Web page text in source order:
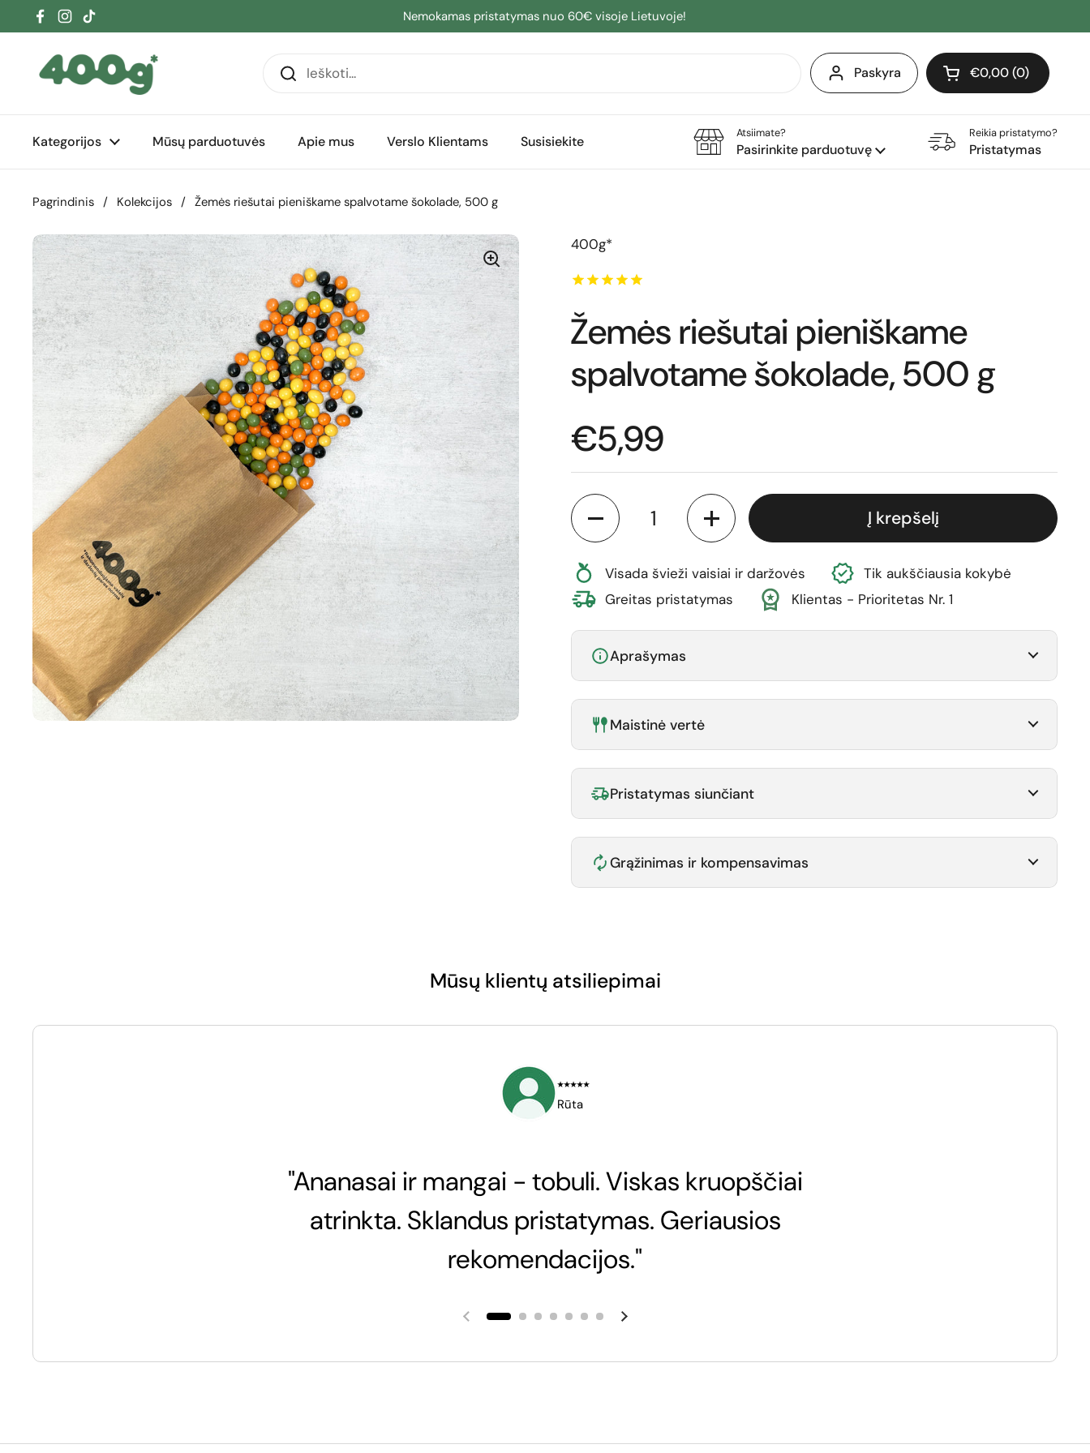
Pereiti prie turinio
Facebook
Instagram
TikTok
Nemokamas pristatymas nuo 60€ visoje Lietuvoje!
Paskyra Atidaryti krepšelį
Pirkinių krepšelis Iš
€0,00 0
produktai (-ų) yra
Kategorijos Mūsų parduotuvės Apie mus Verslo Klientams Susisiekite
Atsiimate?
Pasirinkite parduotuvę
Reikia pristatymo?
Pristatymas
Pagrindinis / Kolekcijos / Žemės riešutai pieniškame spalvotame šokolade, 500 g
400g*
Žemės riešutai pieniškame
spalvotame šokolade, 500 g
Normali kaina
€5,99
Kiekis
Į krepšelį
Visada švieži vaisiai ir daržovės
Tik aukščiausia kokybė
Greitas pristatymas
Klientas - Prioritetas Nr. 1
Aprašymas
Maistinė vertė
Pristatymas siunčiant
Grąžinimas ir kompensavimas
Mūsų klientų atsiliepimai
⭑⭑⭑⭑⭑
Rūta
"Ananasai ir mangai - tobuli. Viskas kruopščiai
atrinkta. Sklandus pristatymas. Geriausios
rekomendacijos."
Ankstesnė skaidrė Kita skaidrė